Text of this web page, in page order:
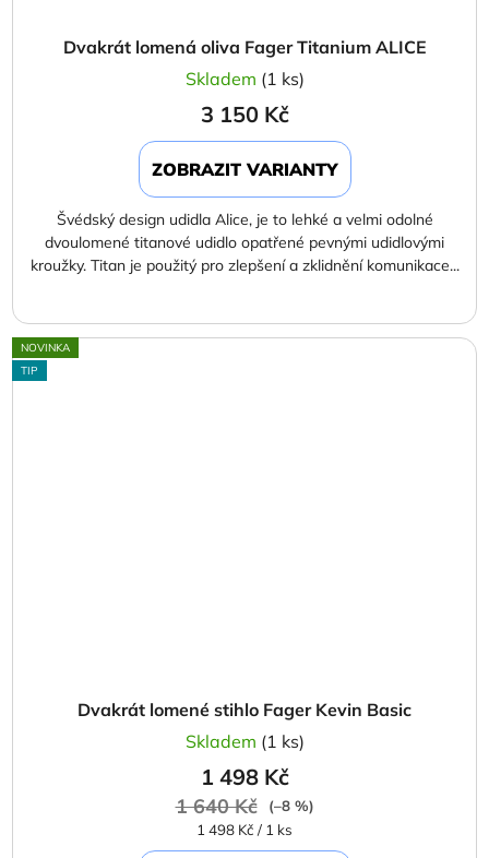
Dvakrát lomená oliva Fager Titanium ALICE
Skladem (1 ks)
3 150 Kč
ZOBRAZIT VARIANTY
Švédský design udidla Alice, je to lehké a velmi odolné
dvoulomené titanové udidlo opatřené pevnými udidlovými
kroužky. Titan je použitý pro zlepšení a zklidnění komunikace...
NOVINKA
TIP
Dvakrát lomené stihlo Fager Kevin Basic
Skladem (1 ks)
1 498 Kč
1 640 Kč
(–8 %)
Měrná
cena:
1 498 Kč / 1 ks